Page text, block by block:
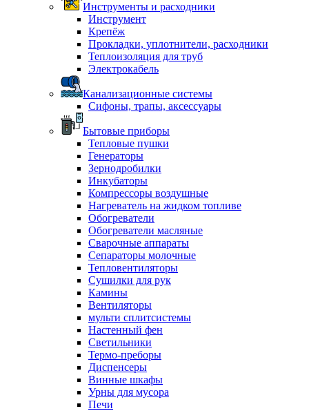
Инструменты и расходники
Инструмент
Крепёж
Прокладки, уплотнители, расходники
Теплоизоляция для труб
Электрокабель
Канализационные системы
Сифоны, трапы, аксессуары
Бытовые приборы
Тепловые пушки
Генераторы
Зернодробилки
Инкубаторы
Компрессоры воздушные
Нагреватель на жидком топливе
Обогреватели
Обогреватели масляные
Сварочные аппараты
Сепараторы молочные
Тепловентиляторы
Сушилки для рук
Камины
Вентиляторы
мульти сплитсистемы
Настенный фен
Светильники
Термо-преборы
Диспенсеры
Винные шкафы
Урны для мусора
Печи